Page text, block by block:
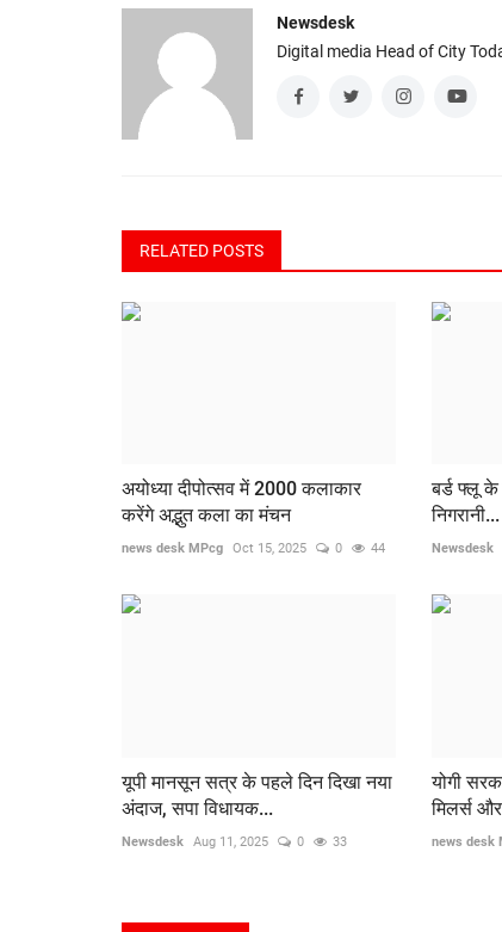
Newsdesk
Digital media Head of City
RELATED POSTS
अयोध्या दीपोत्सव में 2000 कलाकार
करेंगे अद्भुत कला का मंचन
news desk MPcg Oct 15, 2025 0 44
बर्ड फ्लू के
निगरानी...
Newsdesk
यूपी मानसून सत्र के पहले दिन दिखा नया
अंदाज, सपा विधायक...
Newsdesk Aug 11, 2025 0 33
योगी
मिलर्स
news desk